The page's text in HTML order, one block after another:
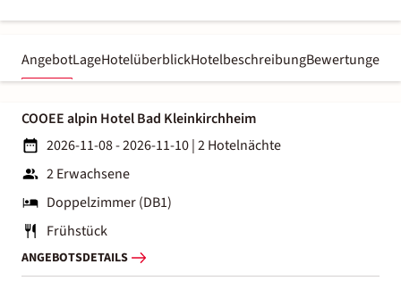
AngebotLageHotelüberblickHotelbeschreibungBewertungen
COOEE alpin Hotel Bad Kleinkirchheim
2026-11-08 - 2026-11-10|2 Hotelnächte
2 Erwachsene
Doppelzimmer (DB1)
Frühstück
ANGEBOTSDETAILS